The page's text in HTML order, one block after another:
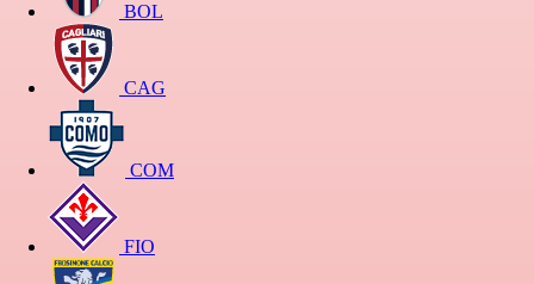
BOL
CAG
COM
FIO